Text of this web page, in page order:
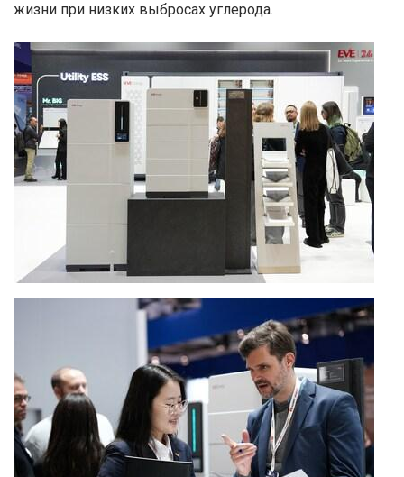
жизни при низких выбросах углерода.